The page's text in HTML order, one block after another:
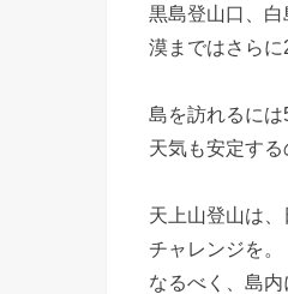
黒島登山口、
漠まではさらに
島を訪れるには
天気も安定す
天上山登山は
チャレンジを。
なるべく、島